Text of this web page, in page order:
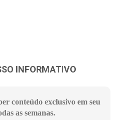
INFORMATIVO
conteúdo exclusivo em seu
as semanas.